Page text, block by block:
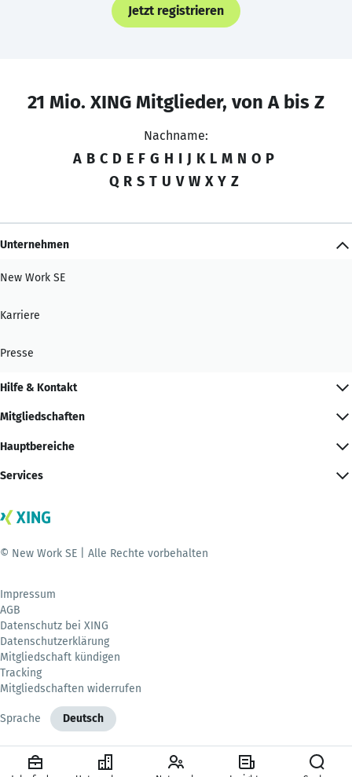
Jetzt registrieren
21 Mio. XING Mitglieder, von A bis Z
Nachname:
A B C D E F G H I J K L M N O P
Q R S T U V W X Y Z
Unternehmen
New Work SE
Karriere
Presse
Hilfe & Kontakt
Mitgliedschaften
Hauptbereiche
Services
© New Work SE | Alle Rechte vorbehalten
Impressum
AGB
Datenschutz bei XING
Datenschutzerklärung
Mitgliedschaft kündigen
Tracking
Mitgliedschaften widerrufen
Sprache Deutsch